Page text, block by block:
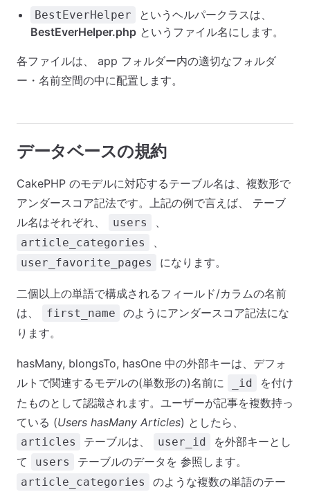
BestEverHelper
というヘルパークラスは、
BestEverHelper.php というファイル名にします。
各ファイルは、 app フォルダー内の適切なフォルダ
ー・名前空間の中に配置します。
データベースの規約
CakePHP のモデルに対応するテーブル名は、複数形で
アンダースコア記法です。上記の例で言えば、 テーブ
ル名はそれぞれ、
users 、
article_categories 、
user_favorite_pages になります。
二個以上の単語で構成されるフィールド/カラムの名前
は、
first_name
のようにアンダースコア記法にな
ります。
hasMany, blongsTo, hasOne 中の外部キーは、デフォ
ルトで関連するモデルの(単数形の)名前に
_id
を付け
たものとして認識されます。ユーザーが記事を複数持っ
ている (Users hasMany Articles) としたら、
articles テーブルは、 user_id
を外部キーとし
て
users テーブルのデータを 参照します。
article_categories のような複数の単語のテー